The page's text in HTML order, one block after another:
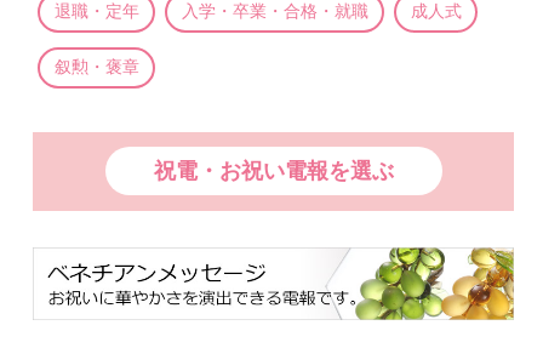
退職・定年 入学・卒業・合格・就職 成人式
叙勲・褒章
祝電・お祝い電報を選ぶ